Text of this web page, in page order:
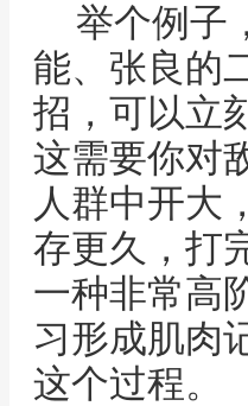
举个例子
能、张良的
招，可以立
这需要你对
人群中开大
存更久，打
一种非常高
习形成肌肉
这个过程。